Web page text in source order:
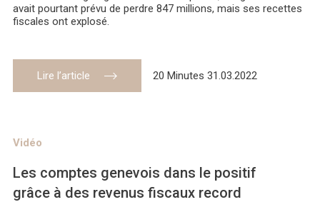
avait pourtant prévu de perdre 847 millions, mais ses recettes
fiscales ont explosé.
Lire l’article 20 Minutes 31.03.2022
Vidéo
Les comptes genevois dans le positif
grâce à des revenus fiscaux record